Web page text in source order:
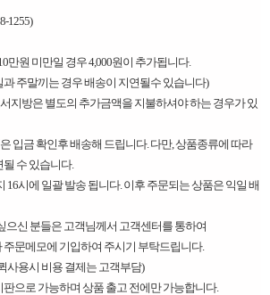
1255)
만원 미만일 경우 4,000원이 추가됩니다.
과 주말끼는 경우 배송이 지연될수 있습니다)
지방은 별도의 추가금액을 지불하셔야 하는 경우가 있
입금 확인후 배송해 드립니다. 다만, 상품종류에 따라
수 있습니다.
16시에 일괄 발송 됩니다. 이후 주문되는 상품은 익일 배
으신 분들은 고객님께서 고객센터를 통하여
문메모에 기입하여 주시기 부탁드립니다.
사용시 비용 결제는 고객부담)
으로 가능하며 상품 출고 전에만 가능합니다.